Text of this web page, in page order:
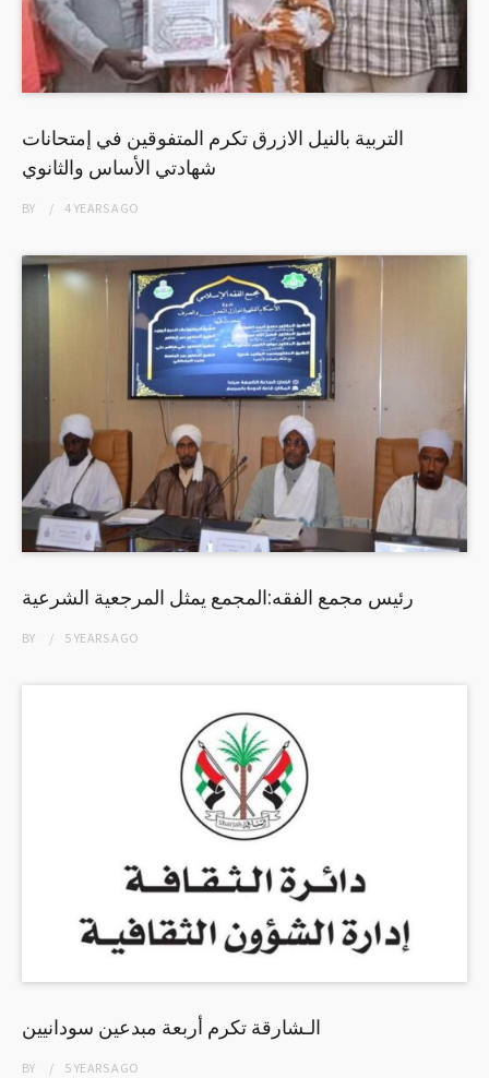
التربية بالنيل الازرق تكرم المتفوقين في إمتحانات
شهادتي الأساس والثانوي
BY 4 YEARSAGO
رئيس مجمع الفقه:المجمع يمثل المرجعية الشرعية
BY 5 YEARSAGO
الـشارقة تكرم أربعة مبدعين سودانيين
BY 5 YEARSAGO